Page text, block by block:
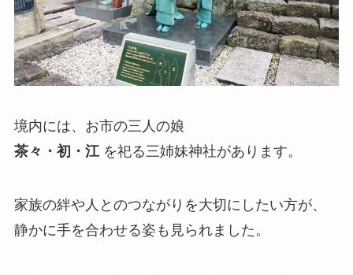
境内には、お市の三人の娘
茶々・初・江を祀る三姉妹神社があります。
家族の絆や人とのつながりを大切にしたい方が、
静かに手を合わせる姿も見られました。